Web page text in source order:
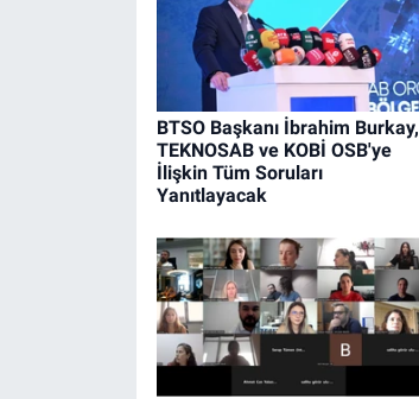
BTSO Başkanı İbrahim Burkay,
TEKNOSAB ve KOBİ OSB'ye
İlişkin Tüm Soruları
Yanıtlayacak